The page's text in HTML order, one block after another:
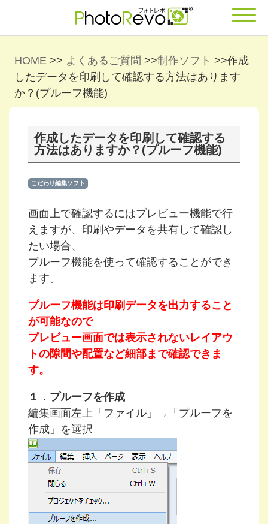
HOME >> よくあるご質問 >>制作ソフト >>作成
したデータを印刷して確認する方法はあります
か？(プルーフ機能)
作成したデータを印刷して確認する
方法はありますか？(プルーフ機能)
こだわり編集ソフト
画面上で確認するにはプレビュー機能で行
えますが、印刷やデータを共有して確認し
たい場合、
プルーフ機能を使って確認することができ
ます。
プルーフ機能は印刷データを出力すること
が可能なので
プレビュー画面では表示されないレイアウ
トの隙間や配置など細部まで確認できま
す。
１．プルーフを作成
編集画面左上「ファイル」→「プルーフを
作成」を選択